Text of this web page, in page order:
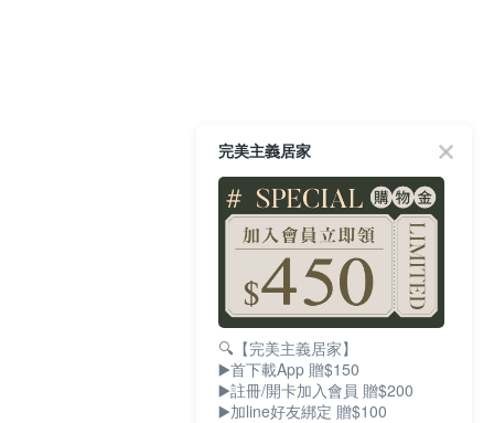
完美主義居家
🔍【完美主義居家】
▶️首下載App 贈$150
▶️註冊/開卡加入會員 贈$200
▶️加line好友綁定 贈$100